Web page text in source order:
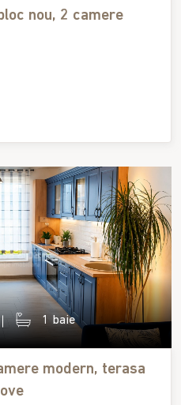
nou, 2 camere
1 baie
modern, terasa